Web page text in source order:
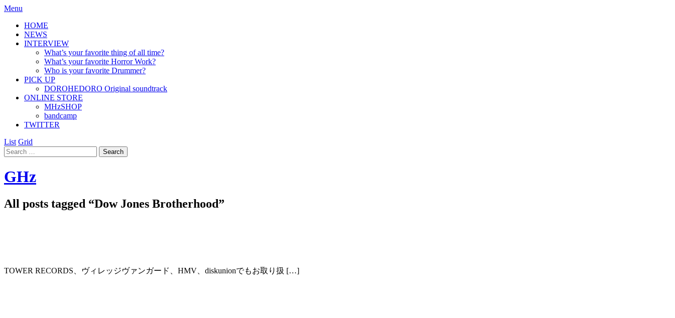
Menu
HOME
NEWS
INTERVIEW
What’s your favorite thing of all time?
What’s your favorite Horror Work?
Who is your favorite Drummer?
PICK UP
DOROHEDORO Original soundtrack
ONLINE STORE
MHzSHOP
bandcamp
TWITTER
List Grid
GHz
All posts tagged “Dow Jones Brotherhood”
TOWER RECORDS、ヴィレッジヴァンガード、HMV、diskunionでもお取り扱 […]